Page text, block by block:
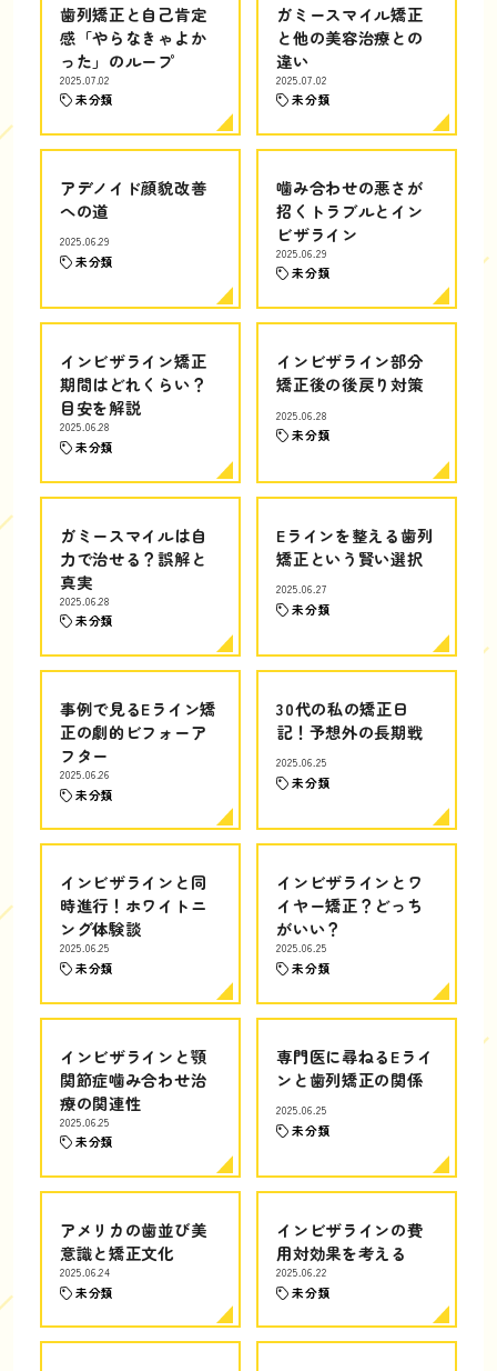
歯列矯正と自己肯定
感「やらなきゃよか
った」のループ
2025.07.02
未分類
ガミースマイル矯正
と他の美容治療との
違い
2025.07.02
未分類
アデノイド顔貌改善
への道
2025.06.29
未分類
噛み合わせの悪さが
招くトラブルとイン
ビザライン
2025.06.29
未分類
インビザライン矯正
期間はどれくらい？
目安を解説
2025.06.28
未分類
インビザライン部分
矯正後の後戻り対策
2025.06.28
未分類
ガミースマイルは自
力で治せる？誤解と
真実
2025.06.28
未分類
Eラインを整える歯列
矯正という賢い選択
2025.06.27
未分類
事例で見るEライン矯
正の劇的ビフォーア
フター
2025.06.26
未分類
30代の私の矯正日
記！予想外の長期戦
2025.06.25
未分類
インビザラインと同
時進行！ホワイトニ
ング体験談
2025.06.25
未分類
インビザラインとワ
イヤー矯正？どっち
がいい？
2025.06.25
未分類
インビザラインと顎
関節症噛み合わせ治
療の関連性
2025.06.25
未分類
専門医に尋ねるEライ
ンと歯列矯正の関係
2025.06.25
未分類
アメリカの歯並び美
意識と矯正文化
2025.06.24
未分類
インビザラインの費
用対効果を考える
2025.06.22
未分類